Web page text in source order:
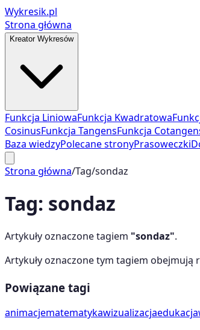
Wykresik.pl
Strona główna
Kreator Wykresów
Funkcja LiniowaFunkcja Kwadratowa
CosinusFunkcja TangensFunkcja
Baza wiedzyPolecane stronyPrasoweczki
Strona główna/Tag/sondaz
Tag: sondaz
Artykuły oznaczone tagiem "sondaz".
Artykuły oznaczone tym tagiem
Powiązane tagi
animacjematematykawizualizacjaedukacja